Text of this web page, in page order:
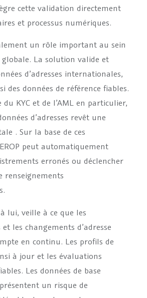
cette validation directement
et processus numériques.
un rôle important au sein
globale. La solution valide et
d’adresses internationales,
des données de référence fiables.
KYC et de l’AML en particulier,
d’adresses revêt une
. Sur la base de ces
peut automatiquement
erronés ou déclencher
renseignements
lui, veille à ce que les
les changements d’adresse
en continu. Les profils de
à jour et les évaluations
Les données de base
un risque de